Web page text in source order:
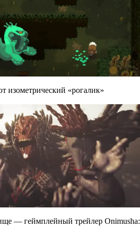
изометрический «рогалик»
— геймплейный трейлер Onimusha: